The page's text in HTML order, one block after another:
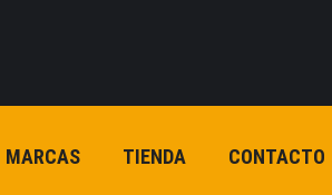
MARCAS TIENDA CONTACTO